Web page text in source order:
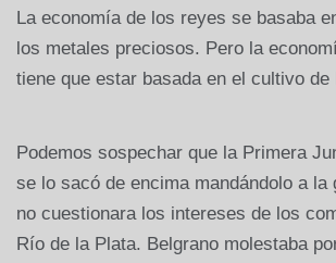
La economía de los reyes se basaba
los metales preciosos. Pero la
tiene que estar basada en el cultivo de
Podemos sospechar que la Primera
se lo sacó de encima mandándolo a la
no cuestionara los intereses de los
Río de la Plata. Belgrano molestaba